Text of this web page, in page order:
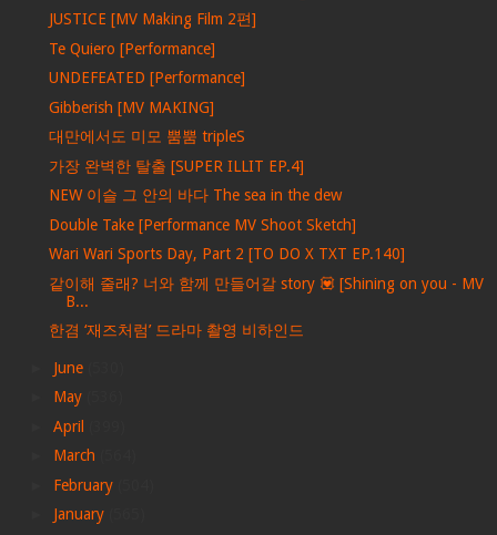
JUSTICE [MV Making Film 2편]
Te Quiero [Performance]
UNDEFEATED [Performance]
Gibberish [MV MAKING]
대만에서도 미모 뿜뿜 tripleS
가장 완벽한 탈출 [SUPER ILLIT EP.4]
NEW 이슬 그 안의 바다 The sea in the dew
Double Take [Performance MV Shoot Sketch]
Wari Wari Sports Day, Part 2 [TO DO X TXT EP.140]
같이해 줄래? 너와 함께 만들어갈 story 💟 [Shining on you - MV
B...
한겸 ‘재즈처럼’ 드라마 촬영 비하인드
June
May
April
March
February
January